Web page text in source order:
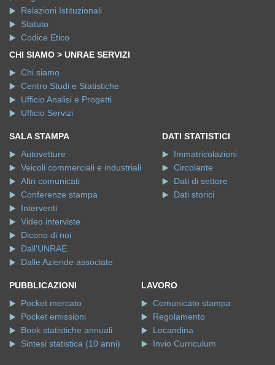
Relazioni Istituzionali
Statuto
Codice Etico
CHI SIAMO > UNRAE SERVIZI
Chi siamo
Centro Studi e Statistiche
Ufficio Analisi e Progetti
Ufficio Servizi
SALA STAMPA
Autovetture
Veicoli commerciali e industriali
Altri comunicati
Conferenze stampa
Interventi
Video interviste
Dicono di noi
Dall'UNRAE
Dalle Aziende associate
DATI STATISTICI
Immatricolazioni
Circolante
Dati di settore
Dati storici
PUBBLICAZIONI
Pocket mercato
Pocket emissioni
Book statistiche annuali
Sintesi statistica (10 anni)
LAVORO
Comunicato stampa
Regolamento
Locandina
Invio Curriculum